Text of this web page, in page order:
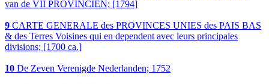
van de VII PROVINCIEN; [1794]
9 CARTE GENERALE des PROVINCES UNIES des PAIS BAS
& des Terres Voisines qui en dependent avec leurs principales
divisions; [1700 ca.]
10 De Zeven Verenigde Nederlanden; 1752